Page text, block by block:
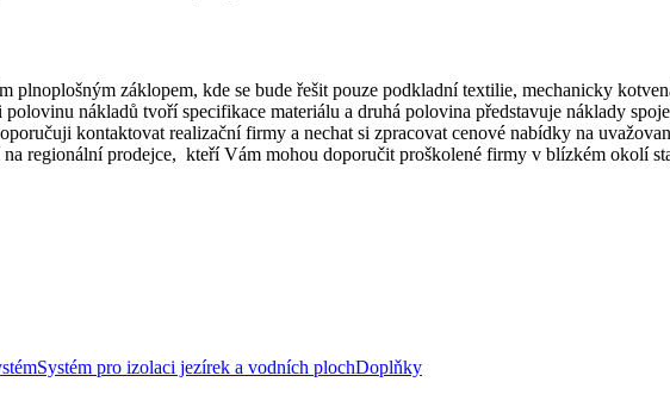
plnoplošným záklopem, kde se bude řešit pouze podkladní textilie, mechanicky
nákladů tvoří specifikace materiálu a druhá polovina představuje náklady
kontaktovat realizační firmy a nechat si zpracovat cenové nabídky na
regionální prodejce, kteří Vám mohou doporučit proškolené firmy v blízkém okolí
Systém pro izolaci jezírek a vodních plochDoplňky